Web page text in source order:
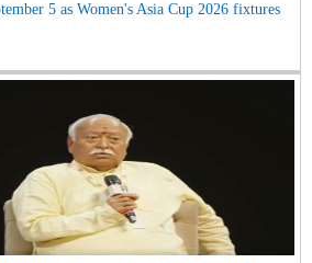
5 as Women's Asia Cup 2026 fixtures